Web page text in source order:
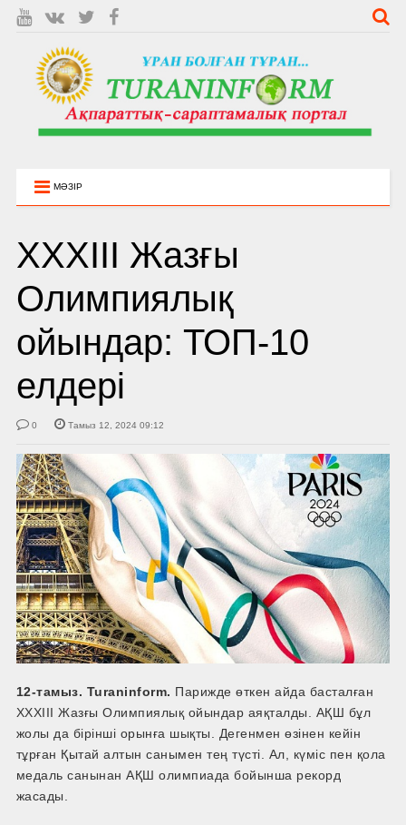
МӘЗІР
XXXIII Жазғы
Олимпиялық
ойындар: ТОП-10
елдері
0 Тамыз 12, 2024 09:12
12-тамыз. Turaninform. Парижде өткен айда басталған
XXXIII Жазғы Олимпиялық ойындар аяқталды. АҚШ бұл
жолы да бірінші орынға шықты. Дегенмен өзінен кейін
тұрған Қытай алтын санымен тең түсті. Ал, күміс пен қола
медаль санынан АҚШ олимпиада бойынша рекорд
жасады.